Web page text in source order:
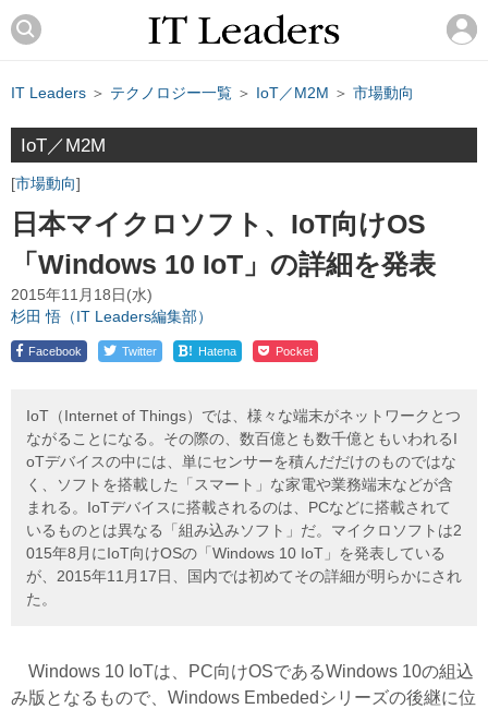
IT Leaders ＞ テクノロジー一覧 ＞ IoT／M2M ＞ 市場動向
IoT／M2M
市場動向
日本マイクロソフト、IoT向けOS
「Windows 10 IoT」の詳細を発表
2015年11月18日(水)
杉田 悟（IT Leaders編集部）
Facebook Twitter ! Hatena Pocket
IoT（Internet of Things）では、様々な端末がネットワークとつ
ながることになる。その際の、数百億とも数千億ともいわれるI
oTデバイスの中には、単にセンサーを積んだだけのものではな
く、ソフトを搭載した「スマート」な家電や業務端末などが含
まれる。IoTデバイスに搭載されるのは、PCなどに搭載されて
いるものとは異なる「組み込みソフト」だ。マイクロソフトは2
015年8月にIoT向けOSの「Windows 10 IoT」を発表している
が、2015年11月17日、国内では初めてその詳細が明らかにされ
た。
Windows 10 IoTは、PC向けOSであるWindows 10の組込
み版となるもので、Windows Embededシリーズの後継に位